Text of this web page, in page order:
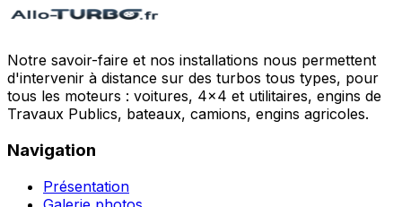
Notre savoir-faire et nos installations nous permettent
d'intervenir à distance sur des turbos tous types, pour
tous les moteurs : voitures, 4x4 et utilitaires, engins de
Travaux Publics, bateaux, camions, engins agricoles.
Navigation
Présentation